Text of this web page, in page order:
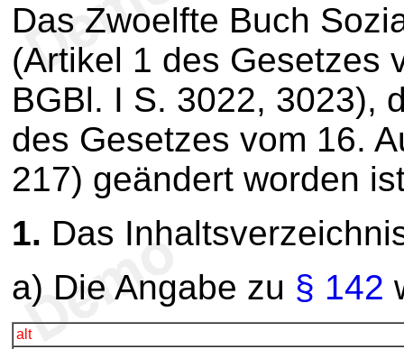
Das Zwoelfte Buch
(Artikel 1 des Gesetzes
BGBl. I S. 3022, 3023),
des Gesetzes vom 16.
217) geändert worden
1. Das
a) Die Angabe zu § 142
alt